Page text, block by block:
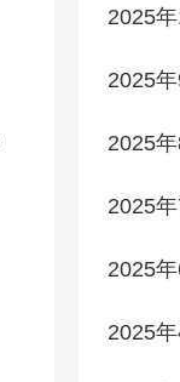
2025年
2025年
2025年
2025年
2025年
2025年